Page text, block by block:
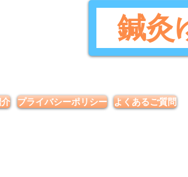
鍼灸
プライバシーポリシー よくあるご質問